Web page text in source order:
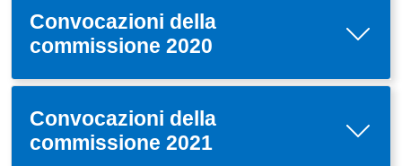
Convocazioni della
commissione 2020
Convocazioni della
commissione 2021